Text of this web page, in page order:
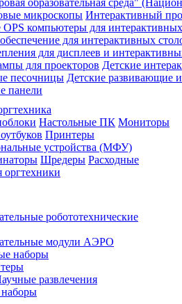
образовательная среда"
микроскопы Интерактивный
компьютеры для
для интерактивных
для дисплеев и
для проекторов Детские
песочницы Детские развивающие
панели
Настольные ПК Мониторы
Принтеры
устройства (МФУ)
Шредеры Расходные
оргтехники
робототехнические
модули АЭРО
наборы
развлечения
наборы